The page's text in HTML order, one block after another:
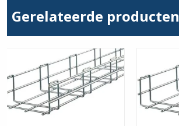
Gerelateerde producten